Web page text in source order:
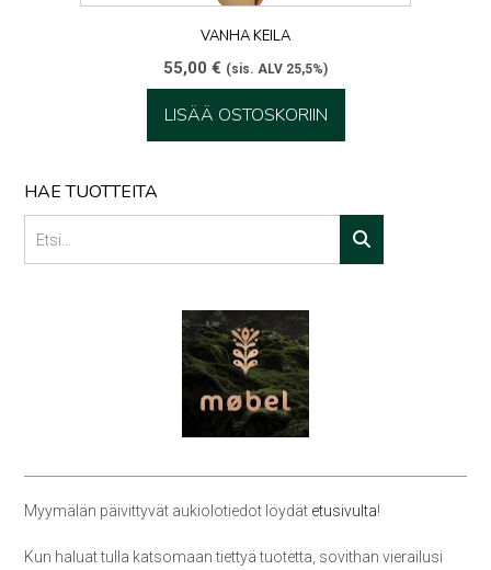
VANHA KEILA
55,00 € (sis. ALV 25,5%)
LISÄÄ OSTOSKORIIN
HAE TUOTTEITA
Myymälän päivittyvät aukiolotiedot löydät etusivulta!
Kun haluat tulla katsomaan tiettyä tuotetta, sovithan vierailusi